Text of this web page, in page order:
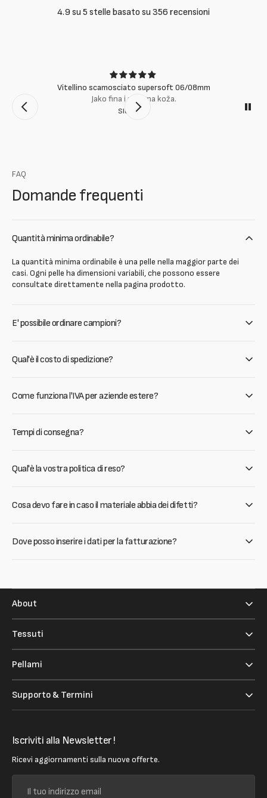
4.9 su 5 stelle basato su 356 recensioni
Vitellino scamosciato supersoft 06/08mm
Jako fina i mekana koža.
Slobodan
FAQ
Domande frequenti
Quantità minima ordinabile?
La quantità minima ordinabile è una pelle nella maggior parte dei
casi. Ogni pelle ha dimensioni variabili, che possono essere
consultate direttamente nella pagina prodotto.
E' possibile ordinare campioni?
Qual'è il costo di spedizione?
Come funziona l'IVA per aziende estere?
Tempi di consegna?
Qual'è la vostra politica di reso?
Cosa devo fare in caso il materiale abbia dei difetti?
Dove posso inserire i dati per la fatturazione?
About
Tessuti
Pellami
Supporto & Termini
Iscriviti alla Newsletter !
Ricevi aggiornamenti sulla nuove offerte.